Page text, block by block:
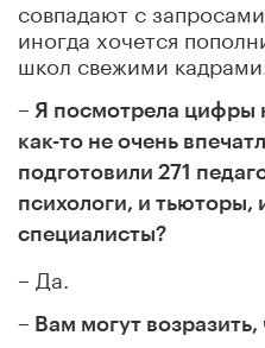
совпадают с
иногда хочется
школ свежими кадрами.
– Я посмотрела цифры
как-то не очень
подготовили 271
психологи, и
специалисты?
– Да.
– Вам могут